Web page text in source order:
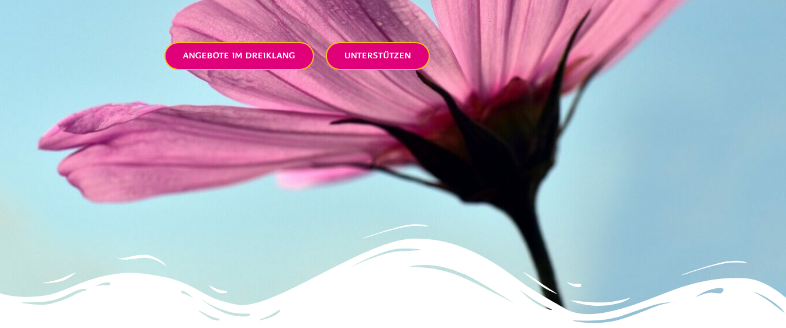
ANGEBOTE IM DREIKLANG UNTERSTÜTZEN